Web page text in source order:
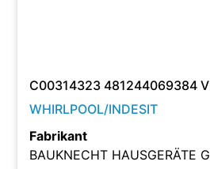
C00314323 481244069384
WHIRLPOOL/INDESIT
Fabrikant
BAUKNECHT HAUSGERÄTE